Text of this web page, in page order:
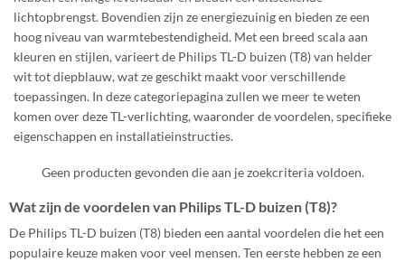
lichtopbrengst. Bovendien zijn ze energiezuinig en bieden ze een
hoog niveau van warmtebestendigheid. Met een breed scala aan
kleuren en stijlen, varieert de Philips TL-D buizen (T8) van helder
wit tot diepblauw, wat ze geschikt maakt voor verschillende
toepassingen. In deze categoriepagina zullen we meer te weten
komen over deze TL-verlichting, waaronder de voordelen, specifieke
eigenschappen en installatieinstructies.
Geen producten gevonden die aan je zoekcriteria voldoen.
Wat zijn de voordelen van Philips TL-D buizen (T8)?
De Philips TL-D buizen (T8) bieden een aantal voordelen die het een
populaire keuze maken voor veel mensen. Ten eerste hebben ze een